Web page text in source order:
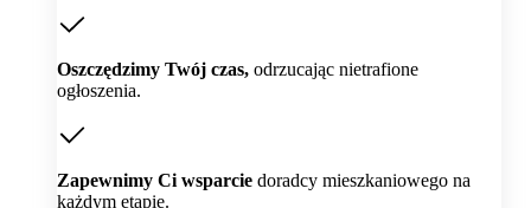
Oszczędzimy Twój czas, odrzucając nietrafione
ogłoszenia.
Zapewnimy Ci wsparcie doradcy mieszkaniowego na
każdym etapie.